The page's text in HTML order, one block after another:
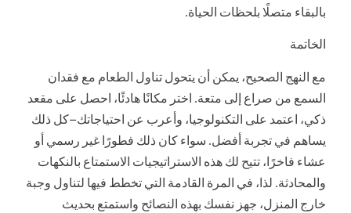
بالبقاء متصلًا بلحظات الحياة.
الخاتمة
مع النهج الصحيح، يمكن أن يتحول تناول الطعام مع فقدان
السمع من صراع إلى متعة. اختر مكانًا هادئًا، احصل على مقعد
ذكي، اعتمد على التكنولوجيا، وأعرب عن احتياجاتك—كل ذلك
يساهم في تجربة أفضل. سواء كان ذلك فطورًا غير رسمي أو
عشاء فاخرًا، تتيح لك هذه الاستراتيجيات الاستمتاع بالنكهات
والمحادثة. لذا، في المرة القادمة التي تخطط فيها لتناول وجبة
خارج المنزل، جهز نفسك بهذه النصائح واستمتع بحديث